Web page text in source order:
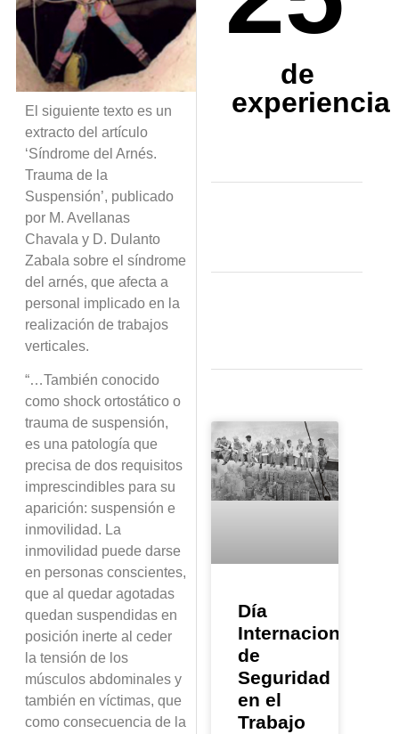
El siguiente texto es un
extracto del artículo
‘Síndrome del Arnés.
Trauma de la
Suspensión’, publicado
por M. Avellanas
Chavala y D. Dulanto
Zabala sobre el síndrome
del arnés, que afecta a
personal implicado en la
realización de trabajos
verticales.
“…También conocido
como shock ortostático o
trauma de suspensión,
es una patología que
precisa de dos requisitos
imprescindibles para su
aparición: suspensión e
inmovilidad. La
inmovilidad puede darse
en personas conscientes,
que al quedar agotadas
quedan suspendidas en
posición inerte al ceder
la tensión de los
músculos abdominales y
también en víctimas, que
como consecuencia de la
de
experiencia
Día
Internacional
de
Seguridad
en el
Trabajo